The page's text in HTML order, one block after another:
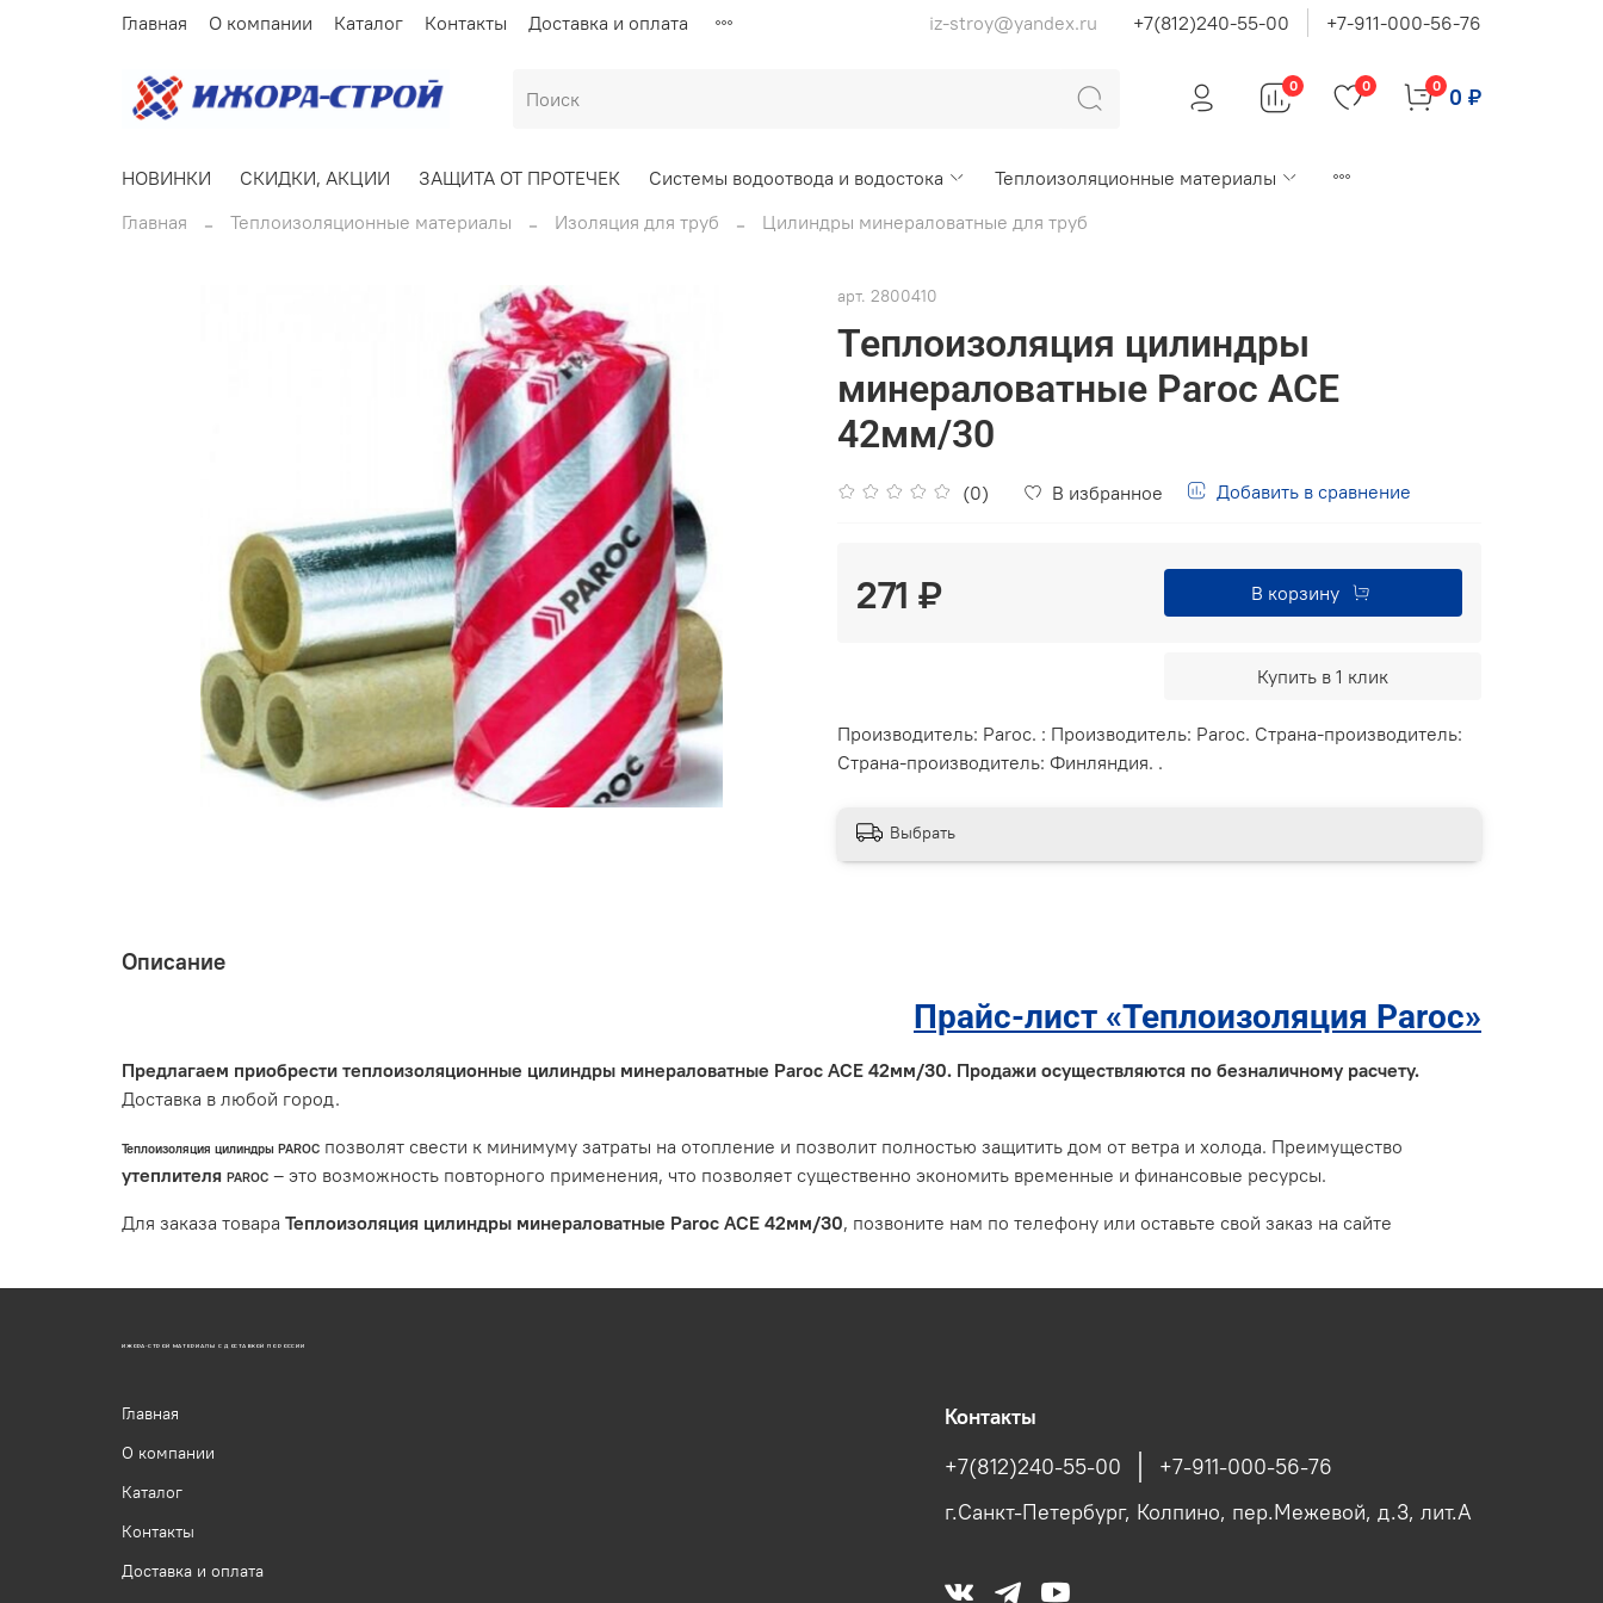
Главная О компании Каталог Контакты Доставка и оплата iz-stroy@yandex.ru +7(812)240-55-00 +7-911-000-56-76
0 0 0 0 ₽
НОВИНКИ СКИДКИ, АКЦИИ ЗАЩИТА ОТ ПРОТЕЧЕК Системы водоотвода и водостока
Теплоизоляционные материалы
Главная
Теплоизоляционные материалы Изоляция для труб Цилиндры минераловатные для труб
арт. 2800410
Теплоизоляция цилиндры
минераловатные Paroc ACE
42мм/30
(0) В избранное Добавить в сравнение
271 ₽ В корзину
Купить в 1 клик
Производитель: Paroc. : Производитель: Paroc. Страна-производитель:
Страна-производитель: Финляндия. .
Выбрать
Описание
Прайс-лист «Теплоизоляция Paroc»
Предлагаем приобрести теплоизоляционные цилиндры минераловатные Paroc ACE 42мм/30. Продажи осуществляются по безналичному расчету.
Доставка в любой город.
Теплоизоляция цилиндры PAROC позволят свести к минимуму затраты на отопление и позволит полностью защитить дом от ветра и холода. Преимущество
утеплителя PAROC – это возможность повторного применения, что позволяет существенно экономить временные и финансовые ресурсы.
Для заказа товара Теплоизоляция цилиндры минераловатные Paroc ACE 42мм/30, позвоните нам по телефону или оставьте свой заказ на сайте
ИЖОРА-СТРОЙ МАТЕРИАЛЫ С ДОСТАВКОЙ ПО РОССИИ
Главная
О компании
Каталог
Контакты
Доставка и оплата
Контакты
+7(812)240-55-00
+7-911-000-56-76
г.Санкт-Петербург, Колпино, пер.Межевой, д.3, лит.А